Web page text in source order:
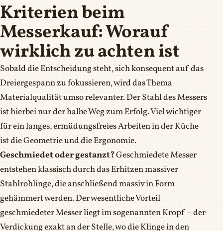
Kriterien beim
Messerkauf: Worauf
wirklich zu achten ist
Sobald die Entscheidung steht, sich konsequent auf das
Dreiergespann zu fokussieren, wird das Thema
Materialqualität umso relevanter. Der Stahl des Messers
ist hierbei nur der halbe Weg zum Erfolg. Viel wichtiger
für ein langes, ermüdungsfreies Arbeiten in der Küche
ist die Geometrie und die Ergonomie.
Geschmiedet oder gestanzt?Geschmiedete Messer
entstehen klassisch durch das Erhitzen massiver
Stahlrohlinge, die anschließend massiv in Form
gehämmert werden. Der wesentliche Vorteil
geschmiedeter Messer liegt im sogenannten Kropf – der
Verdickung exakt an der Stelle, wo die Klinge in den